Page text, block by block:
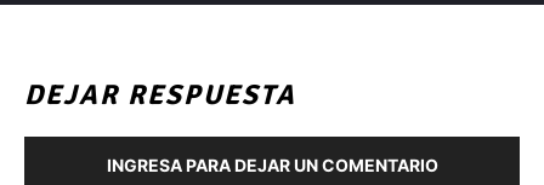
DEJAR RESPUESTA
INGRESA PARA DEJAR UN COMENTARIO